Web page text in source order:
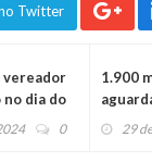
Twitter
vereador
dia do
0
1.900
Auxílio
29